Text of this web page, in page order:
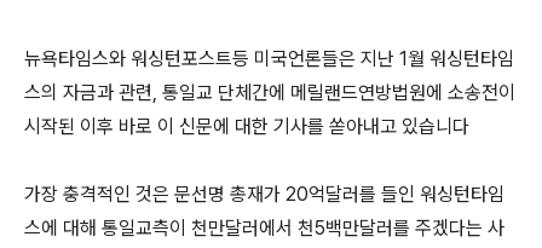
뉴욕타임스와 워싱턴포스트등 미국언론들은 지난 1월 워싱턴타임
스의 자금과 관련, 통일교 단체간에 메릴랜드연방법원에 소송전이
시작된 이후 바로 이 신문에 대한 기사를 쏟아내고 있습니다
가장 충격적인 것은 문선명 총재가 20억달러를 들인 워싱턴타임
스에 대해 통일교측이 천만달러에서 천5백만달러를 주겠다는 사